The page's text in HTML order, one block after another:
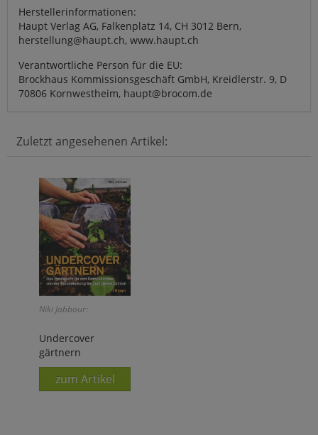
Herstellerinformationen:
Haupt Verlag AG, Falkenplatz 14, CH 3012 Bern,
herstellung@haupt.ch, www.haupt.ch
Verantwortliche Person für die EU:
Brockhaus Kommissionsgeschäft GmbH, Kreidlerstr. 9, D
70806 Kornwestheim, haupt@brocom.de
Zuletzt angesehenen Artikel:
Niki Jabbour:
Undercover
gärtnern
zum Artikel